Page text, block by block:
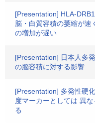
[Presentation] HLA-
脳・白質容積の萎縮が
の増加が遅い
[Presentation] 日本人多
の脳容積に対する影響
[Presentation] 多発性硬
度マーカーとしては 異
る